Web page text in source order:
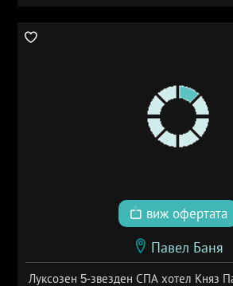
виж офертата
Павел Баня
Луксозен 5-звезден СПА хотел Княз